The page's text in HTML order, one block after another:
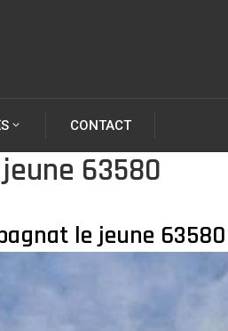
CONTACT
63580
le jeune 63580